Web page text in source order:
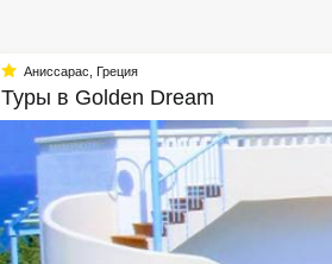
Аниссарас Греция
Туры в Golden Dream